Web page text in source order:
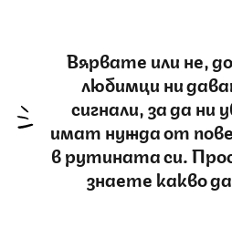
Вярвате или не,
любимци ни
сигнали, за да ни
имат нужда от
в рутината си.
знаете какво